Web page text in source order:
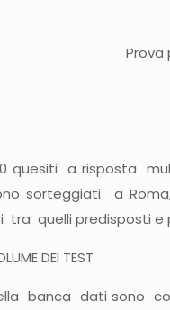
Prova
quesiti a risposta
sorteggiati a
quelli predisposti e
DEI TEST
banca dati sono